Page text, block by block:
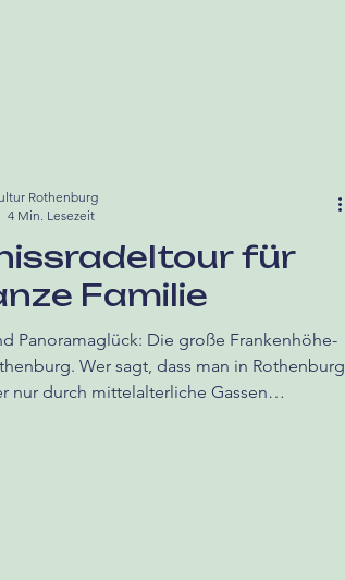
für
Familie
Panoramaglück: Die große Frankenhöhe-
Wer sagt, dass man in Rothenburg
nur durch mittelalterliche Gassen
Rothenburg
4 Min. Lesezeit